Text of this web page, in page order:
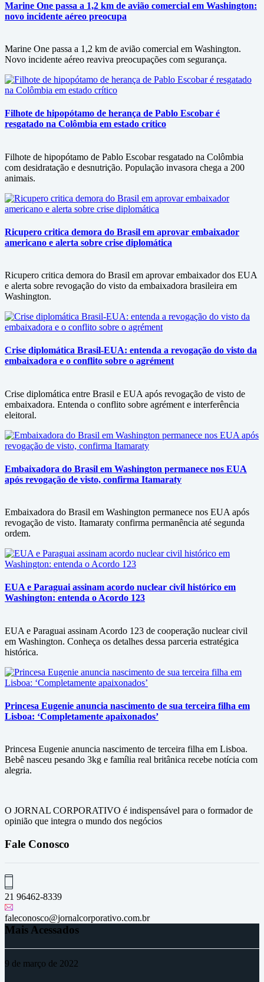
Marine One passa a 1,2 km de avião comercial em Washington:
novo incidente aéreo preocupa
Marine One passa a 1,2 km de avião comercial em Washington.
Novo incidente aéreo reaviva preocupações com segurança.
Filhote de hipopótamo de herança de Pablo Escobar é
resgatado na Colômbia em estado crítico
Filhote de hipopótamo de Pablo Escobar resgatado na Colômbia
com desidratação e desnutrição. População invasora chega a 200
animais.
Ricupero critica demora do Brasil em aprovar embaixador
americano e alerta sobre crise diplomática
Ricupero critica demora do Brasil em aprovar embaixador dos EUA
e alerta sobre revogação do visto da embaixadora brasileira em
Washington.
Crise diplomática Brasil-EUA: entenda a revogação do visto da
embaixadora e o conflito sobre o agrément
Crise diplomática entre Brasil e EUA após revogação de visto de
embaixadora. Entenda o conflito sobre agrément e interferência
eleitoral.
Embaixadora do Brasil em Washington permanece nos EUA
após revogação de visto, confirma Itamaraty
Embaixadora do Brasil em Washington permanece nos EUA após
revogação de visto. Itamaraty confirma permanência até segunda
ordem.
EUA e Paraguai assinam acordo nuclear civil histórico em
Washington: entenda o Acordo 123
EUA e Paraguai assinam Acordo 123 de cooperação nuclear civil
em Washington. Conheça os detalhes dessa parceria estratégica
histórica.
Princesa Eugenie anuncia nascimento de sua terceira filha em
Lisboa: ‘Completamente apaixonados’
Princesa Eugenie anuncia nascimento de terceira filha em Lisboa.
Bebê nasceu pesando 3kg e família real britânica recebe notícia com
alegria.
O JORNAL CORPORATIVO é indispensável para o formador de
opinião que integra o mundo dos negócios
Fale Conosco
21 96462-8339
faleconosco@jornalcorporativo.com.br
Mais Acessados
9 de março de 2022